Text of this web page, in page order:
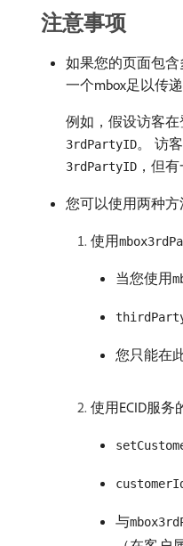
注意事项
如果您的页面包
一个mbox足以传递
例如，假设访客
3rdPartyID。 访
3rdPartyID ，但
您可以使用两种方
使用
当您使用
您只能在
使用ECID服务
与